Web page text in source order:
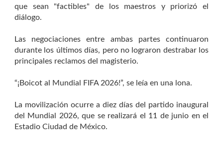
que sean "factibles" de los maestros y priorizó el
diálogo.
Las negociaciones entre ambas partes continuaron
durante los últimos días, pero no lograron destrabar los
principales reclamos del magisterio.
“¡Boicot al Mundial FIFA 2026!”, se leía en una lona.
La movilización ocurre a diez días del partido inaugural
del Mundial 2026, que se realizará el 11 de junio en el
Estadio Ciudad de México.